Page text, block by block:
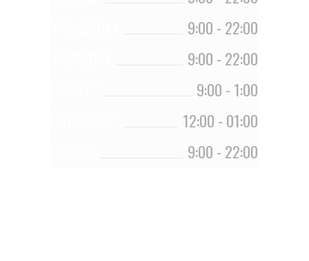
9:00 - 22:00
9:00 - 22:00
9:00 - 1:00
12:00 - 01:00
9:00 - 22:00